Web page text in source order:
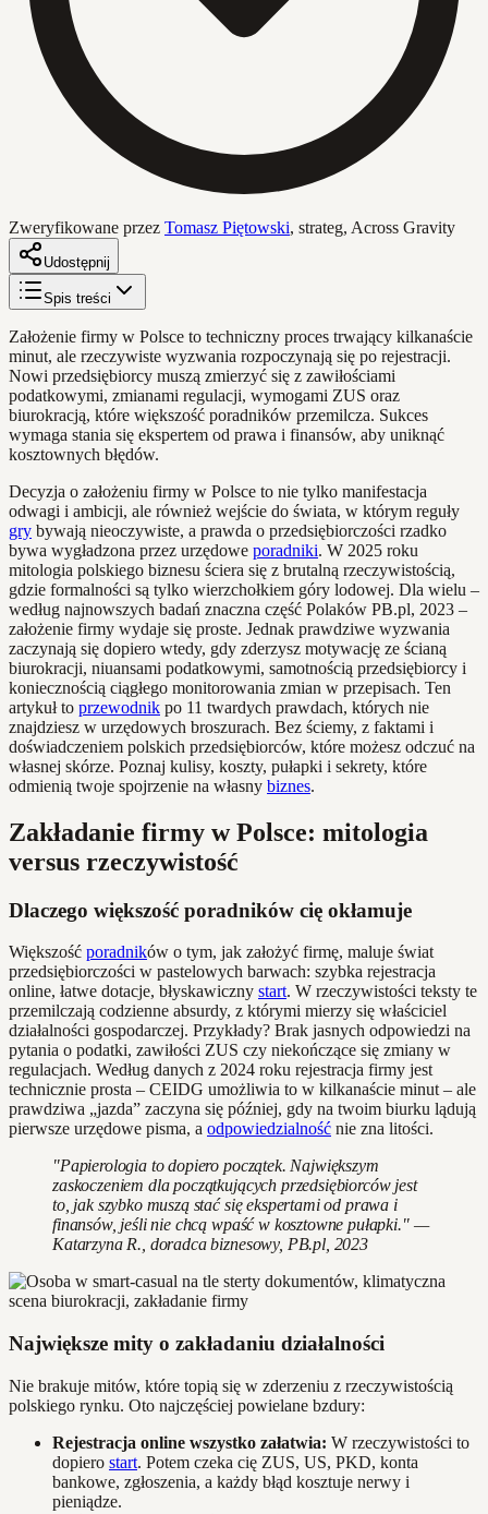
Zweryfikowane przez Tomasz Piętowski, strateg, Across Gravity
Udostępnij
Spis treści
Założenie firmy w Polsce to techniczny proces trwający kilkanaście
minut, ale rzeczywiste wyzwania rozpoczynają się po rejestracji.
Nowi przedsiębiorcy muszą zmierzyć się z zawiłościami
podatkowymi, zmianami regulacji, wymogami ZUS oraz
biurokracją, które większość poradników przemilcza. Sukces
wymaga stania się ekspertem od prawa i finansów, aby uniknąć
kosztownych błędów.
Decyzja o założeniu firmy w Polsce to nie tylko manifestacja
odwagi i ambicji, ale również wejście do świata, w którym reguły
gry bywają nieoczywiste, a prawda o przedsiębiorczości rzadko
bywa wygładzona przez urzędowe poradniki. W 2025 roku
mitologia polskiego biznesu ściera się z brutalną rzeczywistością,
gdzie formalności są tylko wierzchołkiem góry lodowej. Dla wielu –
według najnowszych badań znaczna część Polaków PB.pl, 2023 –
założenie firmy wydaje się proste. Jednak prawdziwe wyzwania
zaczynają się dopiero wtedy, gdy zderzysz motywację ze ścianą
biurokracji, niuansami podatkowymi, samotnością przedsiębiorcy i
koniecznością ciągłego monitorowania zmian w przepisach. Ten
artykuł to przewodnik po 11 twardych prawdach, których nie
znajdziesz w urzędowych broszurach. Bez ściemy, z faktami i
doświadczeniem polskich przedsiębiorców, które możesz odczuć na
własnej skórze. Poznaj kulisy, koszty, pułapki i sekrety, które
odmienią twoje spojrzenie na własny biznes.
Zakładanie firmy w Polsce: mitologia
versus rzeczywistość
Dlaczego większość poradników cię okłamuje
Większość poradników o tym, jak założyć firmę, maluje świat
przedsiębiorczości w pastelowych barwach: szybka rejestracja
online, łatwe dotacje, błyskawiczny start. W rzeczywistości teksty te
przemilczają codzienne absurdy, z którymi mierzy się właściciel
działalności gospodarczej. Przykłady? Brak jasnych odpowiedzi na
pytania o podatki, zawiłości ZUS czy niekończące się zmiany w
regulacjach. Według danych z 2024 roku rejestracja firmy jest
technicznie prosta – CEIDG umożliwia to w kilkanaście minut – ale
prawdziwa „jazda” zaczyna się później, gdy na twoim biurku lądują
pierwsze urzędowe pisma, a odpowiedzialność nie zna litości.
"Papierologia to dopiero początek. Największym
zaskoczeniem dla początkujących przedsiębiorców jest
to, jak szybko muszą stać się ekspertami od prawa i
finansów, jeśli nie chcą wpaść w kosztowne pułapki." —
Katarzyna R., doradca biznesowy, PB.pl, 2023
Największe mity o zakładaniu działalności
Nie brakuje mitów, które topią się w zderzeniu z rzeczywistością
polskiego rynku. Oto najczęściej powielane bzdury:
Rejestracja online wszystko załatwia: W rzeczywistości to
dopiero start. Potem czeka cię ZUS, US, PKD, konta
bankowe, zgłoszenia, a każdy błąd kosztuje nerwy i
pieniądze.